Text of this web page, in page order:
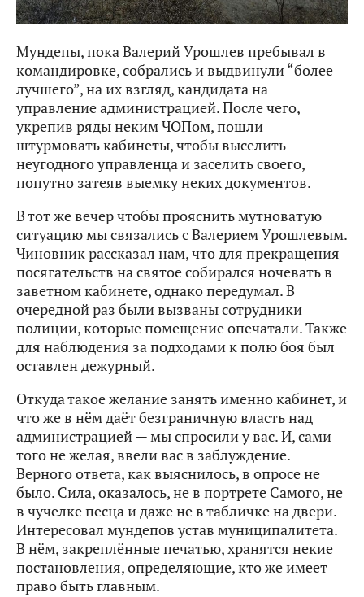
Мундепы, пока Валерий Урошлев пребывал в
командировке, собрались и выдвинули “более
лучшего”, на их взгляд, кандидата на
управление администрацией. После чего,
укрепив ряды неким ЧОПом, пошли
штурмовать кабинеты, чтобы выселить
неугодного управленца и заселить своего,
попутно затеяв выемку неких документов.
В тот же вечер чтобы прояснить мутноватую
ситуацию мы связались с Валерием Урошлевым.
Чиновник рассказал нам, что для прекращения
посягательств на святое собирался ночевать в
заветном кабинете, однако передумал. В
очередной раз были вызваны сотрудники
полиции, которые помещение опечатали. Также
для наблюдения за подходами к полю боя был
оставлен дежурный.
Откуда такое желание занять именно кабинет, и
что же в нём даёт безграничную власть над
администрацией — мы спросили у вас. И, сами
того не желая, ввели вас в заблуждение.
Верного ответа, как выяснилось, в опросе не
было. Сила, оказалось, не в портрете Самого, не
в чучелке песца и даже не в табличке на двери.
Интересовал мундепов устав муниципалитета.
В нём, закреплённые печатью, хранятся некие
постановления, определяющие, кто же имеет
право быть главным.